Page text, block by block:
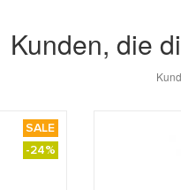
Kunden, die
SALE
-24%